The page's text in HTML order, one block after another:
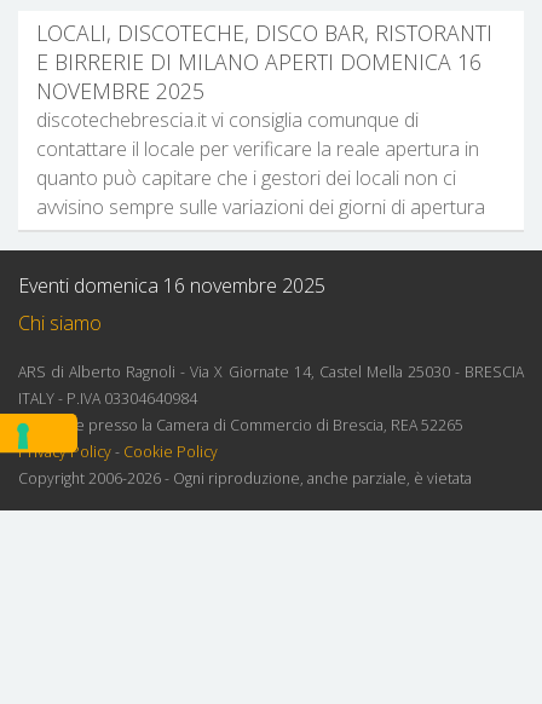
LOCALI, DISCOTECHE, DISCO BAR, RISTORANTI
E BIRRERIE DI MILANO APERTI DOMENICA 16
NOVEMBRE 2025
discotechebrescia.it vi consiglia comunque di
contattare il locale per verificare la reale apertura in
quanto può capitare che i gestori dei locali non ci
avvisino sempre sulle variazioni dei giorni di apertura
Eventi domenica 16 novembre 2025
Chi siamo
ARS di Alberto Ragnoli - Via X Giornate 14, Castel Mella 25030 - BRESCIA
ITALY - P.IVA 03304640984
Iscrizione presso la Camera di Commercio di Brescia, REA 52265
Privacy Policy- Cookie Policy
Copyright 2006-2026 - Ogni riproduzione, anche parziale, è vietata